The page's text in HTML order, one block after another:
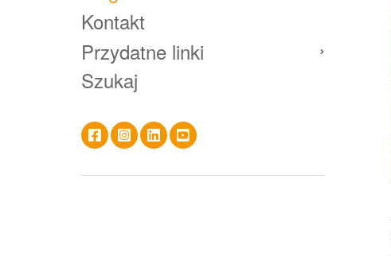
Kontakt
Przydatne linki
Szukaj